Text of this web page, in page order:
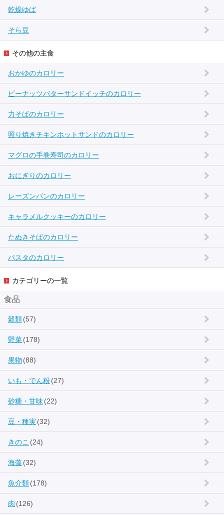
乾燥ゆば
そら豆
その他の主食
おかゆのカロリー
ピーナッツバターサンドイッチのカロリー
力そばのカロリー
照り焼きチキンホットサンドのカロリー
マグロの手巻寿司のカロリー
おにぎりのカロリー
レーズンパンのカロリー
キャラメルクッキーのカロリー
たぬきそばのカロリー
パスタのカロリー
カテゴリーの一覧
食品
穀類(57)
野菜(178)
果物 (88)
いも・でん粉(27)
砂糖・甘味(22)
豆・種実(32)
きのこ (24)
海藻(32)
魚介類(178)
肉 (126)